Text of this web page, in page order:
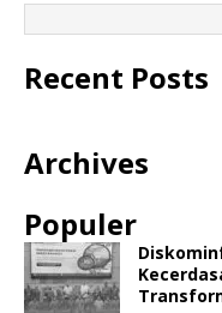
Recent Posts
Archives
Populer